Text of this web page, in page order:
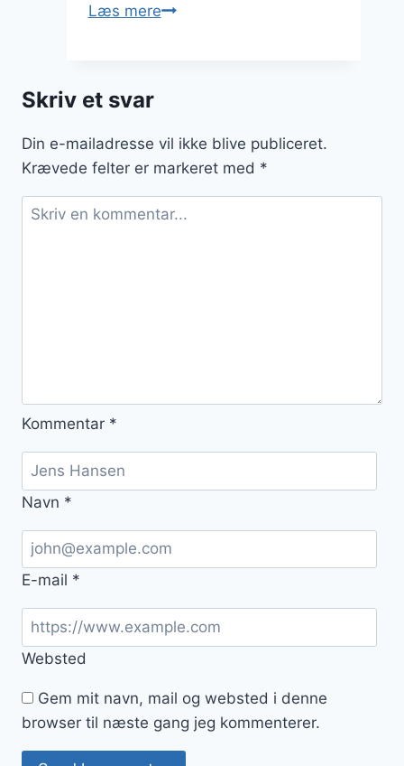
Læs mereSådan
Skriv et svar
Din e-mailadresse vil ikke blive publiceret.
Krævede felter er markeret med *
Kommentar *
Navn *
E-mail *
Websted
Gem mit navn, mail og websted i denne
browser til næste gang jeg kommenterer.